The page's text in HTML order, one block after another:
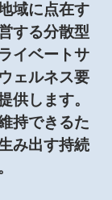
域に点在す
する分散型
イベートサ
ェルネス要
供します。
持できるた
み出す持続